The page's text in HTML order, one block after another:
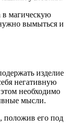
в магическую
вымыться и
изделие
негативную
необходимо
мысли.
положив его под